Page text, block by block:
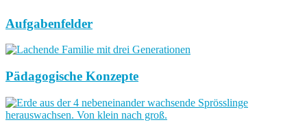
Aufgabenfelder
Pädagogische Konzepte